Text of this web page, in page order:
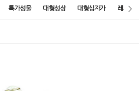
특가성물 대형성상 대형십자가 레지오